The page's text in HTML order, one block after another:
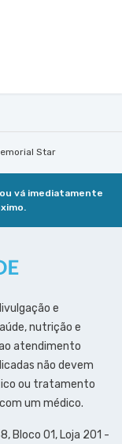
Star
vá imediatamente
e
nutrição e
atendimento
não devem
ou tratamento
um médico.
Bloco 01, Loja 201 -